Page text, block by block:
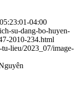
04:00
su-dang-bo-huyen-
2010-234.html
lieu/2023_07/image-